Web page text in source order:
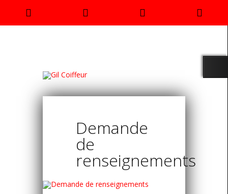
Demande
de
renseignements